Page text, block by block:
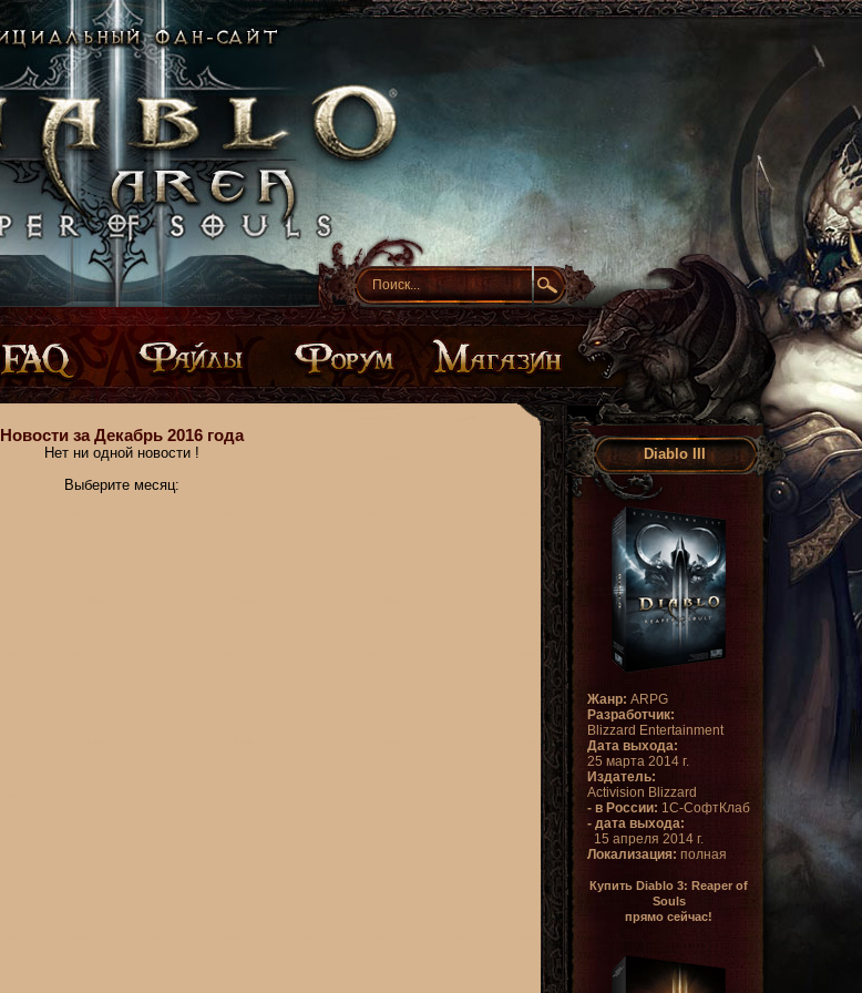
Новости за Декабрь 2016 года
Нет ни одной новости !
Выберите месяц:
Diablo III
Жанр: ARPG
Разработчик:
Blizzard Entertainment
Дата выхода:
25 марта 2014 г.
Издатель:
Activision Blizzard
- в России: 1С-СофтКлаб
- дата выхода:
15 апреля 2014 г.
Локализация: полная
Купить Diablo 3: Reaper of
Souls
прямо сейчас!